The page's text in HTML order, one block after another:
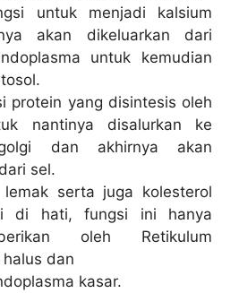
untuk menjadi kalsium
akan dikeluarkan dari
untuk kemudian
protein yang disintesis oleh
nantinya disalurkan ke
dan akhirnya akan
sel.
lemak serta juga kolesterol
di hati, fungsi ini hanya
oleh Retikulum
dan
kasar.